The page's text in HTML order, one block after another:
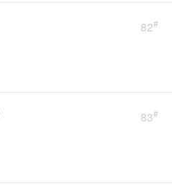
82#
83#